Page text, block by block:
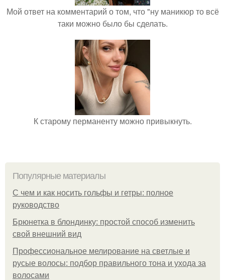
Мой ответ на комментарий о том, что "ну маникюр то всё
таки можно было бы сделать.
К старому перманенту можно привыкнуть.
Популярные материалы
С чем и как носить гольфы и гетры: полное
руководство
Брюнетка в блондинку: простой способ изменить
свой внешний вид
Профессиональное мелирование на светлые и
русые волосы: подбор правильного тона и ухода за
волосами